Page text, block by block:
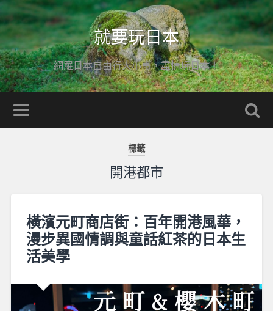
就要玩日本
網羅日本自由行大小事，盡情玩日本！
標籤
開港都市
橫濱元町商店街：百年開港風華，
漫步異國情調與童話紅茶的日本生
活美學